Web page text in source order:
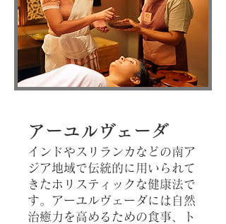
アーユルヴェーダ
インドやスリランカなどの南ア
ジア地域で伝統的に用いられて
きたホリスティックな健康法で
す。アーユルヴェーダには自然
治癒力を高めるための食事、ト